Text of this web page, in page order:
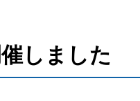
しました